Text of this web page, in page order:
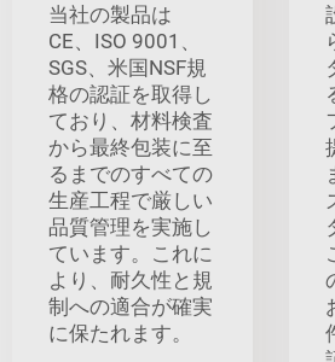
当社の製品は
CE、ISO 9001、
SGS、米国NSF規
格の認証を取得し
ており、材料検査
から最終包装に至
るまでのすべての
生産工程で厳しい
品質管理を実施し
ています。これに
より、耐久性と規
制への適合が確実
に保たれます。